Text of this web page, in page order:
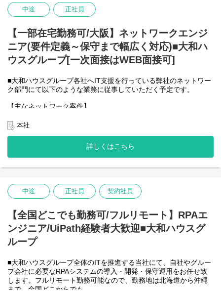
●業務時間内でのチーム改善活動→プロセス整備、ワークショップ
等
入社後のイメージ(ご経験により多少変更の可能性有)
(入社後～３年程度）
リシテア展開案件、もしくは他の総務・人事系システム構築のメ
(３～５年後)
プロジェクトリーダーの立場で案件を複数経験していただいてい
(５年後～)
ネジメント行っていただいている状態。
＜クライアントは大和ハウスグループ全体＞
大和ハウスグループ700社、グループ従業員数55,000名の全てに関
わるシステムを担っています。
度が高いため、投資を惜しむことはありません。
中途 正社員
【一部在宅勤務可/大阪】ネットワークエンジ
ニア(要件定義～保守まで幅広く対応)■大和ハ
ウスグループ[一次面接はWEB面接可]
■大和ハウスグループ各社へIT支援を行っている弊社のネットワー
ク部門にて以下のような業務に従事していただく予定です。
【主なネットワーク案件】
む)
●既存営業所の移転・廃止
●既存ネットワーク環境の改善対応
具体的には...
●ネットワーク設計
→客先へ出向いてもしくはオンラインで要件定義(ネットワークに
→お客様の予算に合わせた提案作成
●各種機材、ベンダーの手配(敷設は編者では行わず外部へ委託)
→上記に対しての予算・売上の管理
●敷設(外部ベンダー)の進行管理
→工事が発生しないような簡単な作業で済む場合は実際に行う事
●動作確認等を行い検収
保守運用
●トラブル対応
→アラート発生時の対応
本社
詳しくはこちら
中途 正社員 契約社員
【全国どこでも勤務可/フルリモート】RPAエ
ンジニア/UiPath経験者大歓迎■大和ハウスグ
ループ
■大和ハウスグループ全体のITを推進する当社にて、自社やグルー
プ会社に必要なRPAシステムの導入・開発・保守運用をお任せ致
します。フルリモート勤務可能なので、勤務地は北海道から沖縄
まで、全国どこからでも